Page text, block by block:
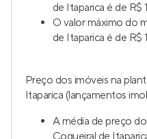
de Itaparica é de R$
O valor máximo do
de Itaparica é de R$
Preço dos imóveis na
Itaparica (lançamentos
A média de preço
Coqueiral de